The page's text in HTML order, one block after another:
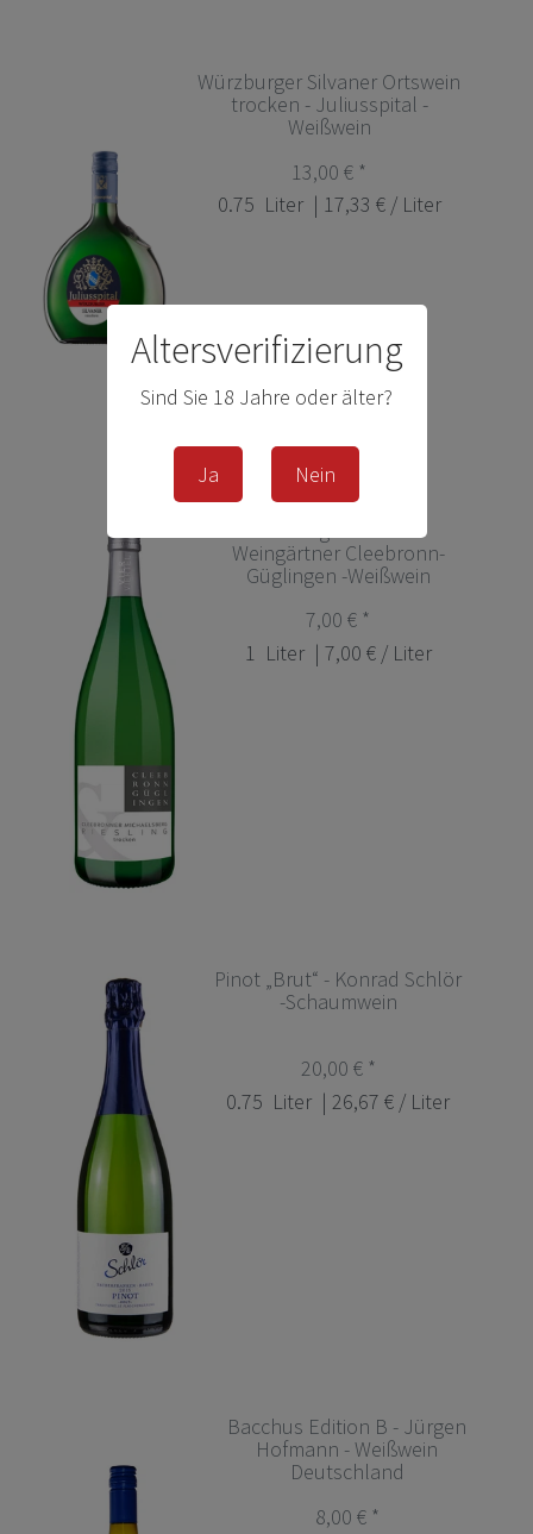
Altersverifizierung
Sind Sie 18 Jahre oder älter?
Ja Nein
Würzburger Silvaner Ortswein
trocken - Juliusspital -
Weißwein
13,00 € *
0.75 Liter | 17,33 € / Liter
Weingärtner Cleebronn-
Güglingen -Weißwein
7,00 € *
1 Liter | 7,00 € / Liter
Pinot „Brut“ - Konrad Schlör
-Schaumwein
20,00 € *
0.75 Liter | 26,67 € / Liter
Bacchus Edition B - Jürgen
Hofmann - Weißwein
Deutschland
8,00 € *